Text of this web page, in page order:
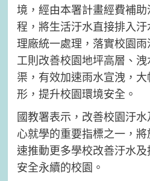
境，經由本署計畫經費補
程，將生活汙水直接排入
理廠統一處理，落實校園
工則改善校園地坪高層、
渠，有效加速雨水宣洩，
形，提升校園環境安全。
國教署表示，改善校園汙
心就學的重要指標之一，
速推動更多學校改善汙水
安全永續的校園。